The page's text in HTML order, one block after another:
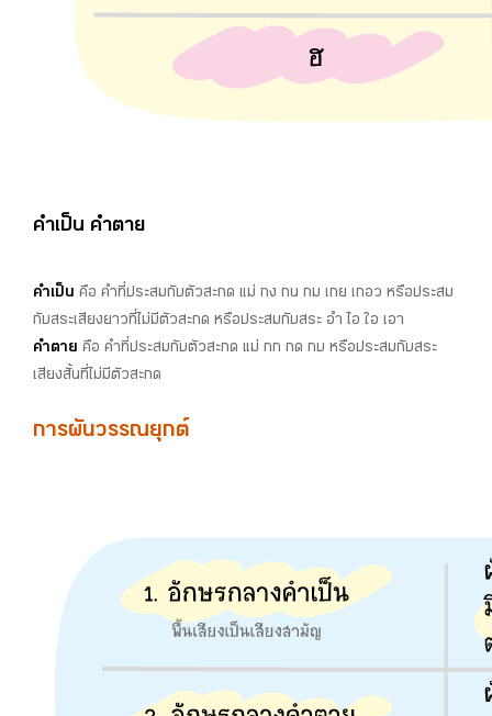
คำเป็น คำตาย
คำเป็น คือ คำที่ประสมกับตัวสะกด แม่ กง กน กม เกย เกอว หรือประสม
กับสระเสียงยาวที่ไม่มีตัวสะกด หรือประสมกับสระ อำ ไอ ใอ เอา
คำตาย คือ คำที่ประสมกับตัวสะกด แม่ กก กด กบ หรือประสมกับสระ
เสียงสั้นที่ไม่มีตัวสะกด
การผันวรรณยุกต์